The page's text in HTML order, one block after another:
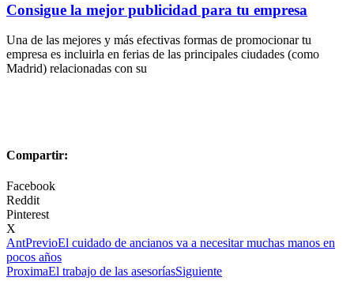
Consigue la mejor publicidad para tu empresa
Una de las mejores y más efectivas formas de promocionar tu
empresa es incluirla en ferias de las principales ciudades (como
Madrid) relacionadas con su
Compartir:
Facebook
Reddit
Pinterest
X
AntPrevioEl cuidado de ancianos va a necesitar muchas manos en
pocos años
ProximaEl trabajo de las asesoríasSiguiente